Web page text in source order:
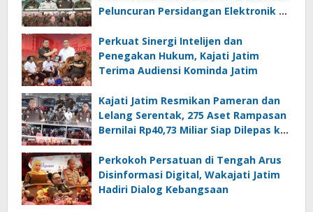
Peluncuran Persidangan Elektronik di
Perkuat Sinergi Intelijen dan
Penegakan Hukum, Kajati Jatim
Terima Audiensi Kominda Jatim
Kajati Jatim Resmikan Pameran dan
Lelang Serentak, 275 Aset Rampasan
Bernilai Rp40,73 Miliar Siap Dilepas ke
Perkokoh Persatuan di Tengah Arus
Disinformasi Digital, Wakajati Jatim
Hadiri Dialog Kebangsaan